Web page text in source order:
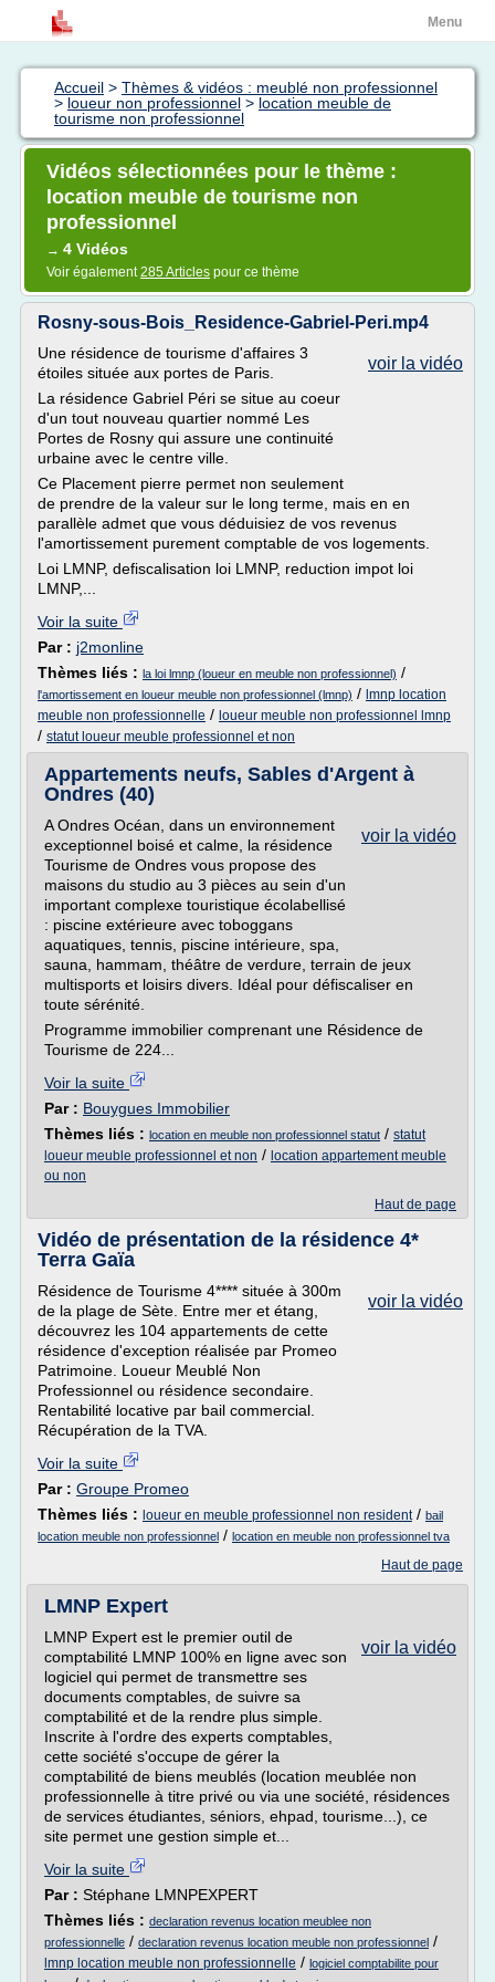
Menu
Accueil > Thèmes & vidéos : meublé non professionnel
> loueur non professionnel > location meuble de
tourisme non professionnel
Vidéos sélectionnées pour le thème :
location meuble de tourisme non
professionnel
→ 4 Vidéos
Voir également285 Articles pour ce thème
Rosny-sous-Bois_Residence-Gabriel-Peri.mp4
voir la vidéo
Une résidence de tourisme d'affaires 3
étoiles située aux portes de Paris.
La résidence Gabriel Péri se situe au coeur
d'un tout nouveau quartier nommé Les
Portes de Rosny qui assure une continuité
urbaine avec le centre ville.
Ce Placement pierre permet non seulement
de prendre de la valeur sur le long terme, mais en en
parallèle admet que vous déduisiez de vos revenus
l'amortissement purement comptable de vos logements.
Loi LMNP, defiscalisation loi LMNP, reduction impot loi
LMNP,...
Voir la suite
Par : j2monline
Thèmes liés : la loi lmnp (loueur en meuble non professionnel) /
l'amortissement en loueur meuble non professionnel (lmnp) / lmnp location
meuble non professionnelle / loueur meuble non professionnel lmnp
/ statut loueur meuble professionnel et non
Appartements neufs, Sables d'Argent à
Ondres (40)
voir la vidéo
A Ondres Océan, dans un environnement
exceptionnel boisé et calme, la résidence
Tourisme de Ondres vous propose des
maisons du studio au 3 pièces au sein d'un
important complexe touristique écolabellisé
: piscine extérieure avec toboggans
aquatiques, tennis, piscine intérieure, spa,
sauna, hammam, théâtre de verdure, terrain de jeux
multisports et loisirs divers. Idéal pour défiscaliser en
toute sérénité.
Programme immobilier comprenant une Résidence de
Tourisme de 224...
Voir la suite
Par : Bouygues Immobilier
Thèmes liés : location en meuble non professionnel statut / statut
loueur meuble professionnel et non / location appartement meuble
ou non
Haut de page
Vidéo de présentation de la résidence 4*
Terra Gaïa
voir la vidéo
Résidence de Tourisme 4**** située à 300m
de la plage de Sète. Entre mer et étang,
découvrez les 104 appartements de cette
résidence d'exception réalisée par Promeo
Patrimoine. Loueur Meublé Non
Professionnel ou résidence secondaire.
Rentabilité locative par bail commercial.
Récupération de la TVA.
Voir la suite
Par : Groupe Promeo
Thèmes liés : loueur en meuble professionnel non resident/ bail
location meuble non professionnel / location en meuble non professionnel tva
Haut de page
LMNP Expert
voir la vidéo
LMNP Expert est le premier outil de
comptabilité LMNP 100% en ligne avec son
logiciel qui permet de transmettre ses
documents comptables, de suivre sa
comptabilité et de la rendre plus simple.
Inscrite à l'ordre des experts comptables,
cette société s'occupe de gérer la
comptabilité de biens meublés (location meublée non
professionnelle à titre privé ou via une société, résidences
de services étudiantes, séniors, ehpad, tourisme...), ce
site permet une gestion simple et...
Voir la suite
Par : Stéphane LMNPEXPERT
Thèmes liés : declaration revenus location meublee non
professionnelle / declaration revenus location meuble non professionnel /
lmnp location meuble non professionnelle / logiciel comptabilite pour